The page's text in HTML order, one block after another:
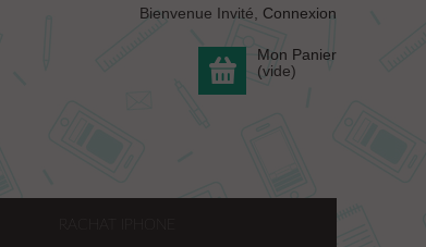
Bienvenue Invité, Connexion
Mon Panier
(vide)